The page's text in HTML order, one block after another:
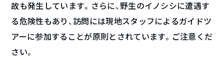
故も発生しています。さらに、野生のイノシシに遭遇す
る危険性もあり、訪問には現地スタッフによるガイドツ
アーに参加することが原則とされています。ご注意くだ
さい。